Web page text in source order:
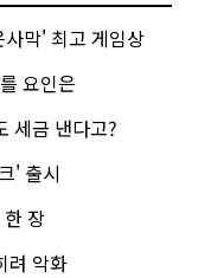
막' 최고 게임상
요인은
세금 낸다고?
' 출시
장
려 악화